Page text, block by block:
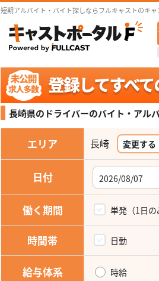
短期アルバイト・バイト探しならフルキャストのキ
長崎県のドライバーのバイト・アル
エリア 長崎 変更する
日付
働く期間 単発（1日の
時間帯 日勤
給与体系 時給